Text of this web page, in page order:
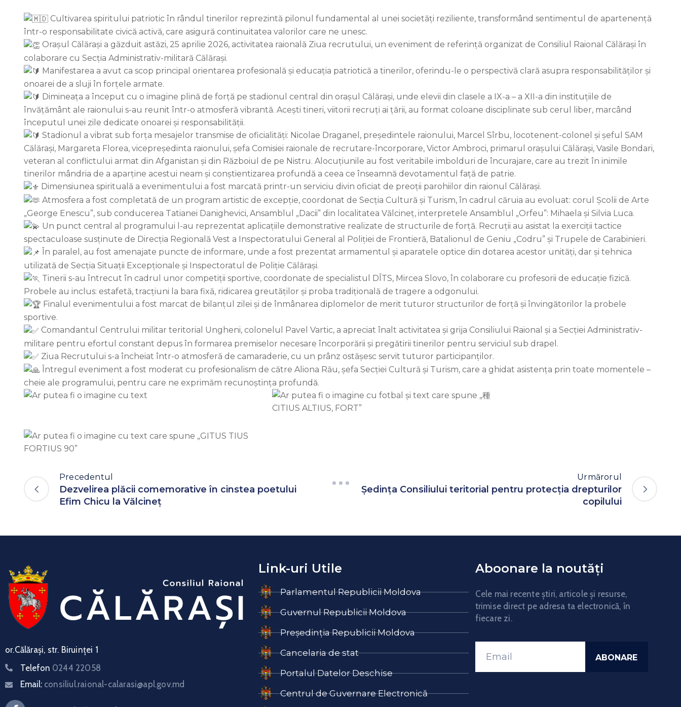
Cultivarea spiritului patriotic în rândul tinerilor reprezintă pilonul fundamental al unei societăți reziliente, transformând sentimentul de apartenență
într-o responsabilitate civică activă, care asigură continuitatea valorilor care ne unesc.
Orașul Călărași a găzduit astăzi, 25 aprilie 2026, activitatea raională Ziua recrutului, un eveniment de referință organizat de Consiliul Raional Călărași în
colaborare cu Secția Administrativ-militară Călărași.
Manifestarea a avut ca scop principal orientarea profesională și educația patriotică a tinerilor, oferindu-le o perspectivă clară asupra responsabilităților și
onoarei de a sluji în forțele armate.
Dimineața a început cu o imagine plină de forță pe stadionul central din orașul Călărași, unde elevii din clasele a IX-a – a XII-a din instituțiile de
învățământ ale raionului s-au reunit într-o atmosferă vibrantă. Acești tineri, viitorii recruți ai țării, au format coloane disciplinate sub cerul liber, marcând
începutul unei zile dedicate onoarei și responsabilității.
Stadionul a vibrat sub forța mesajelor transmise de oficialități: Nicolae Draganel, președintele raionului, Marcel Sîrbu, locotenent-colonel și șeful SAM
Călărași, Margareta Florea, vicepreședinta raionului, șefa Comisiei raionale de recrutare-încorporare, Victor Ambroci, primarul orașului Călărași, Vasile Bondari,
veteran al conflictului armat din Afganistan și din Războiul de pe Nistru. Alocuțiunile au fost veritabile imbolduri de încurajare, care au trezit în inimile
tinerilor mândria de a aparține acestui neam și conștientizarea profundă a ceea ce înseamnă devotamentul față de patrie.
Dimensiunea spirituală a evenimentului a fost marcată printr-un serviciu divin oficiat de preoții parohiilor din raionul Călărași.
Atmosfera a fost completată de un program artistic de excepție, coordonat de Secția Cultură și Turism, în cadrul căruia au evoluat: corul Școlii de Arte
„George Enescu”, sub conducerea Tatianei Danighevici, Ansamblul „Dacii” din localitatea Vălcineț, interpretele Ansamblul „Orfeu”: Mihaela și Silvia Luca.
Un punct central al programului l-au reprezentat aplicațiile demonstrative realizate de structurile de forță. Recruții au asistat la exerciții tactice
spectaculoase susținute de Direcția Regională Vest a Inspectoratului General al Poliției de Frontieră, Batalionul de Geniu „Codru” și Trupele de Carabinieri.
În paralel, au fost amenajate puncte de informare, unde a fost prezentat armamentul și aparatele optice din dotarea acestor unități, dar și tehnica
utilizată de Secția Situații Excepționale și Inspectoratul de Poliție Călărași.
Tinerii s-au întrecut în cadrul unor competiții sportive, coordonate de specialistul DÎTS, Mircea Slovo, în colaborare cu profesorii de educație fizică.
Probele au inclus: estafetă, tracțiuni la bara fixă, ridicarea greutăților și proba tradițională de tragere a odgonului.
Finalul evenimentului a fost marcat de bilanțul zilei și de înmânarea diplomelor de merit tuturor structurilor de forță și învingătorilor la probele
sportive.
Comandantul Centrului militar teritorial Ungheni, colonelul Pavel Vartic, a apreciat înalt activitatea și grija Consiliului Raional și a Secției Administrativ-
militare pentru efortul constant depus în formarea premiselor necesare încorporării și pregătirii tinerilor pentru serviciul sub drapel.
Ziua Recrutului s-a încheiat într-o atmosferă de camaraderie, cu un prânz ostășesc servit tuturor participanților.
Întregul eveniment a fost moderat cu profesionalism de către Aliona Rău, șefa Secției Cultură și Turism, care a ghidat asistența prin toate momentele –
cheie ale programului, pentru care ne exprimăm recunoștința profundă.
Precedentul
Dezvelirea plăcii comemorative în cinstea poetului
Efim Chicu la Vălcineț
Urmărorul
Ședința Consiliului teritorial pentru protecția drepturilor
copilului
or.Călărași, str. Biruinței 1
Telefon 0244 22058
Email: consiliul.raional-calarasi@apl.gov.md
Link-uri Utile
Parlamentul Republicii Moldova
Guvernul Republicii Moldova
Președinția Republicii Moldova
Cancelaria de stat
Portalul Datelor Deschise
Centrul de Guvernare Electronică
Aboonare la noutăți
Cele mai recente știri, articole și resurse,
trimise direct pe adresa ta electronică, în
fiecare zi.